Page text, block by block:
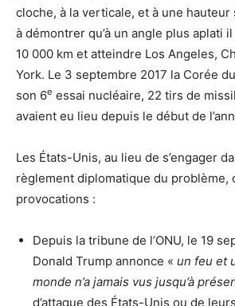
cloche, à la verticale, et à une
à démontrer qu’à un angle plus aplati
10 000 km et atteindre Los Angeles,
York. Le 3 septembre 2017 la Corée
son 6e essai nucléaire, 22 tirs de
avaient eu lieu depuis le début de
Les États-Unis, au lieu de s’engager
règlement diplomatique du problème,
provocations :
Depuis la tribune de l’ONU, le 19
Donald Trump annonce « un feu et
monde n’a jamais vus jusqu’à
d’attaque des États-Unis ou de